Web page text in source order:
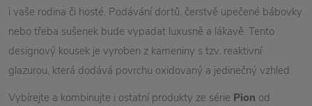
i vaše rodina či hosté. Podávání dortů, čerstvě upečené bábovky
nebo třeba sušenek bude vypadat luxusně a lákavě. Tento
designový kousek je vyroben z kameniny s tzv. reaktivní
glazurou, která dodává povrchu oxidovaný a jedinečný vzhled.
Vybírejte a kombinujte i ostatní produkty ze série Pion od